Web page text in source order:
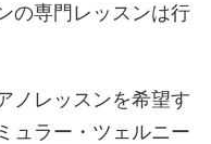
の専門レッスンは行
ノレッスンを希望す
ュラー・ツェルニー